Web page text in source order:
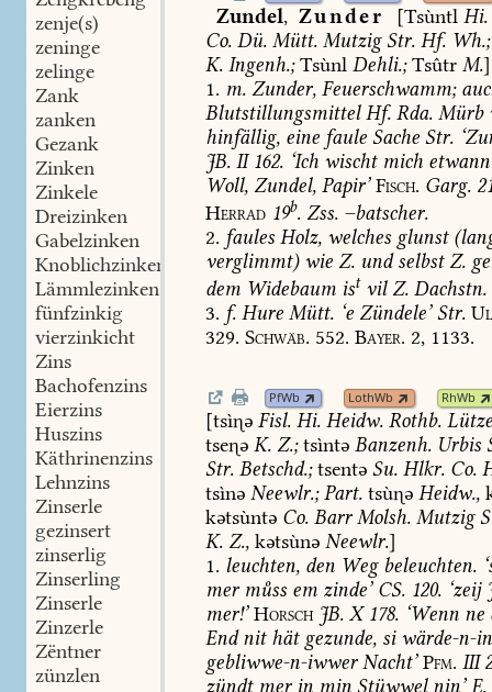
zenje(s)
zeninge
zelinge
Zank
zanken
Gezank
Zinken
Zinkele
Dreizinken
Gabelzinken
Knoblichzinken
Lämmlezinken
fünfzinkig
vierzinkicht
Zins
Bachofenzins
Eierzins
Huszins
Käthrinenzins
Lehnzins
Zinserle
gezinsert
zinserlig
Zinserling
Zinserle
Zinzerle
Zëntner
zünzlen
Zundel, Zunder [Tsùntl Hi.
Co. Dü. Mütt. Mutzig Str. Hf. Wh.;
K. Ingenh.;Tsùnl Dehli.;Tsûtr M.]
1. m. Zunder, Feuerschwamm;
Blutstillungsmittel Hf. Rda. Mürb
hinfällig, eine faule Sache Str.
JB. II162. ‘Ich wischtmich etwann
Woll, Zundel, Papir’ Fisch. Garg.
Herrad 19b. Zss. –batscher.
2. faules Holz, welches glunst(
verglimmt)wie Z. undselbstZ.
dem Widebaum istvilZ. Dachstn.
3. f. Hure Mütt. ‘e Zündele’ Str.
329. Schwäb. 552. Bayer. 2, 1133.
PfWb LothWb RhWb
[tsìə Fisl. Hi. Heidw. Rothb.
tseə K. Z.;tsìntə Banzenh. Urbis
Str. Betschd.;tsentə Su. Hlkr. Co.
tsìnə Neewlr.;Part. tsùə Heidw.,
kətsùntə Co. Barr Molsh. Mutzig
K. Z., kətsùnə Neewlr.]
1. leuchten, den Wegbeleuchten.
mermss em zinde’ CS. 120. ‘zeij
mer!’ Horsch JB. X178. ‘Wenn ne
Endnithätgezunde, siwärde-n-in
gebliwwe-n-iwwerNacht’ Pfm. III
zündtmerin min Stüwwelnin’ E.